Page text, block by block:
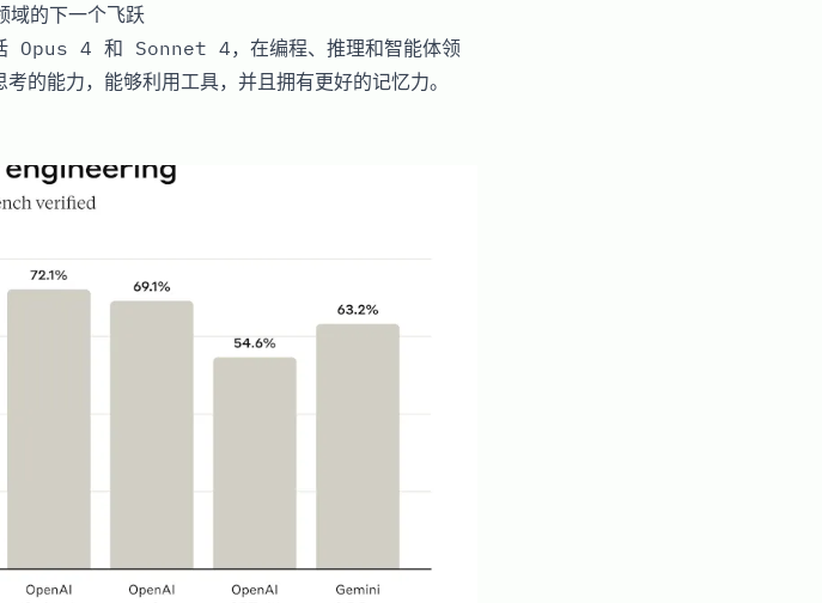
的下一个飞跃
4 和 Sonnet 4，在编程、推理和智能体领
能力，能够利用工具，并且拥有更好的记忆力。